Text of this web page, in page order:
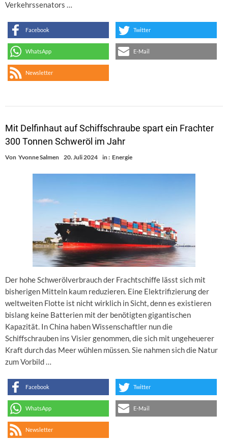
Verkehrssenators …
Facebook Twitter
WhatsApp E-Mail
Newsletter
Mit Delfinhaut auf Schiffschraube spart ein Frachter
300 Tonnen Schweröl im Jahr
Von Yvonne Salmen 20. Juli 2024 in : Energie
Der hohe Schwerölverbrauch der Frachtschiffe lässt sich mit
bisherigen Mitteln kaum reduzieren. Eine Elektrifizierung der
weltweiten Flotte ist nicht wirklich in Sicht, denn es existieren
bislang keine Batterien mit der benötigten gigantischen
Kapazität. In China haben Wissenschaftler nun die
Schiffschrauben ins Visier genommen, die sich mit ungeheuerer
Kraft durch das Meer wühlen müssen. Sie nahmen sich die Natur
zum Vorbild …
Facebook Twitter
WhatsApp E-Mail
Newsletter